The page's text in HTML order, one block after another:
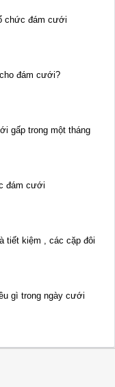
chức đám cưới
đám cưới?
gấp trong một tháng
đám cưới
tiết kiệm , các cặp đôi
gì trong ngày cưới